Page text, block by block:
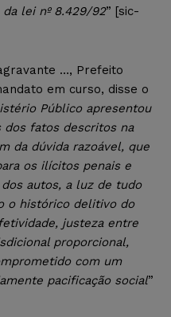
lei nº 8.429/92” [sic-
…, Prefeito
em curso, disse o
Público apresentou
dos fatos descritos na
da dúvida razoável, que
os ilícitos penais e
autos, a luz de tudo
o histórico delitivo do
justeza entre
proporcional,
com um
pacificação social”